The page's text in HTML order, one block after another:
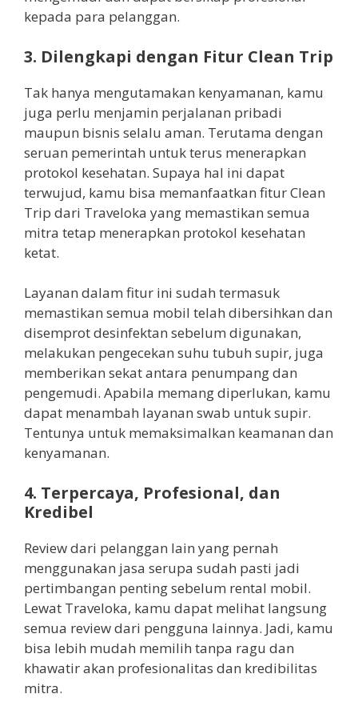
kepada para pelanggan.
3. Dilengkapi dengan Fitur Clean Trip
Tak hanya mengutamakan kenyamanan, kamu
juga perlu menjamin perjalanan pribadi
maupun bisnis selalu aman. Terutama dengan
seruan pemerintah untuk terus menerapkan
protokol kesehatan. Supaya hal ini dapat
terwujud, kamu bisa memanfaatkan fitur Clean
Trip dari Traveloka yang memastikan semua
mitra tetap menerapkan protokol kesehatan
ketat.
Layanan dalam fitur ini sudah termasuk
memastikan semua mobil telah dibersihkan dan
disemprot desinfektan sebelum digunakan,
melakukan pengecekan suhu tubuh supir, juga
memberikan sekat antara penumpang dan
pengemudi. Apabila memang diperlukan, kamu
dapat menambah layanan swab untuk supir.
Tentunya untuk memaksimalkan keamanan dan
kenyamanan.
4. Terpercaya, Profesional, dan
Kredibel
Review dari pelanggan lain yang pernah
menggunakan jasa serupa sudah pasti jadi
pertimbangan penting sebelum rental mobil.
Lewat Traveloka, kamu dapat melihat langsung
semua review dari pengguna lainnya. Jadi, kamu
bisa lebih mudah memilih tanpa ragu dan
khawatir akan profesionalitas dan kredibilitas
mitra.